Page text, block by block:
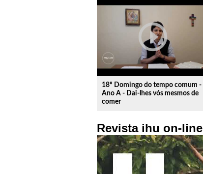
play_circle_outline
18º Domingo do tempo comum -
Ano A - Dai-lhes vós mesmos de
comer
Revista ihu on-line